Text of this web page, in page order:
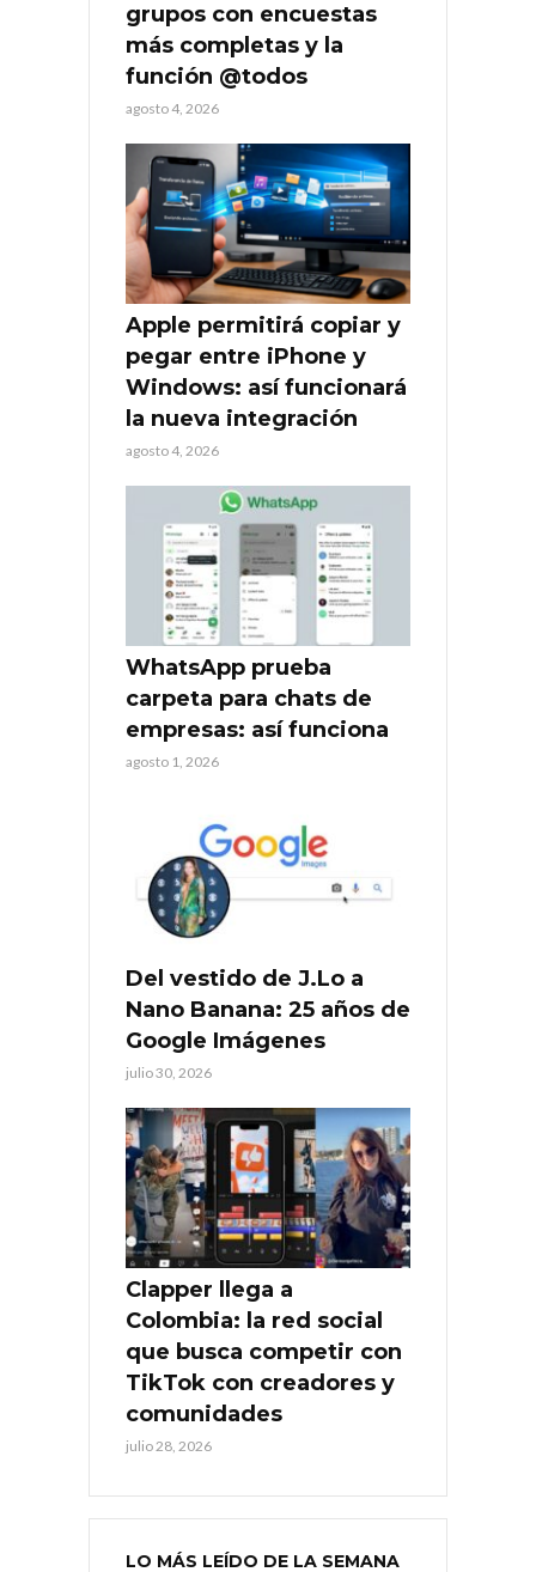
grupos con encuestas
más completas y la
función @todos
agosto 4, 2026
Apple permitirá copiar y
pegar entre iPhone y
Windows: así funcionará
la nueva integración
agosto 4, 2026
WhatsApp prueba
carpeta para chats de
empresas: así funciona
agosto 1, 2026
Del vestido de J.Lo a
Nano Banana: 25 años de
Google Imágenes
julio 30, 2026
Clapper llega a
Colombia: la red social
que busca competir con
TikTok con creadores y
comunidades
julio 28, 2026
LO MÁS LEÍDO DE LA SEMANA